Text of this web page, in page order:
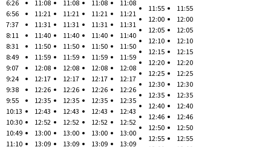
6:26
6:56
7:37
8:11
8:31
8:49
9:07
9:24
9:38
9:55
10:13
10:30
10:49
11:10
11:08
11:21
11:31
11:40
11:50
11:59
12:08
12:17
12:26
12:35
12:43
12:52
13:00
13:09
11:08
11:21
11:31
11:40
11:50
11:59
12:08
12:17
12:26
12:35
12:43
12:52
13:00
13:09
11:08
11:21
11:31
11:40
11:50
11:59
12:08
12:17
12:26
12:35
12:43
12:52
13:00
13:09
11:08
11:21
11:31
11:40
11:50
11:59
12:08
12:17
12:26
12:35
12:43
12:52
13:00
13:09
11:55
12:00
12:05
12:10
12:15
12:20
12:25
12:30
12:35
12:40
12:46
12:50
12:55
11:55
12:00
12:05
12:10
12:15
12:20
12:25
12:30
12:35
12:40
12:46
12:50
12:55